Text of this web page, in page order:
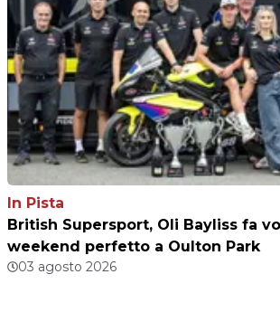
In Pista
British Supersport, Oli Bayliss fa
weekend perfetto a Oulton Park
03 agosto 2026